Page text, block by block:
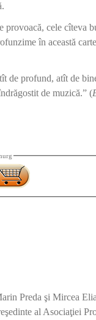
provoacă, cele cîteva
în această
de profund, atît de
de muzică.” (
Preda şi Mircea
al Asociaţiei